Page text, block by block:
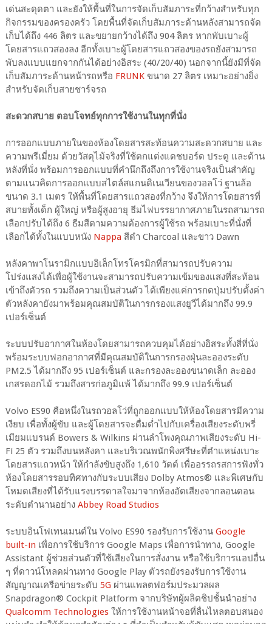
เด่นสะดุดตา และยังให้พื้นที่ในการจัดเก็บสัมภาระที่กว้างสำหรับทุก
กิจกรรมของครองครัว โดยพื้นที่จัดเก็บสัมภาระด้านหลังสามารถจัด
เก็บได้ถึง 446 ลิตร และขยายกว้างได้ถึง 904 ลิตร หากพับเบาะผู้
โดยสารแถวสองลง อีกทั้งเบาะผู้โดยสารแถวสองของรถยังสามารถ
พับลงแบบแยกจากกันได้อย่างอิสระ (40/20/40) นอกจากนี้ยังมีที่จัด
เก็บสัมภาระด้านหน้ารถหรือ FRUNKขนาด 27 ลิตร เหมาะอย่างยิ่ง
สำหรับจัดเก็บสายชาร์จรถ
สะดวกสบาย ตอบโจทย์ทุกการใช้งานในทุกที่นั่ง
การออกแบบภายในของห้องโดยสารสะท้อนความสะดวกสบาย และ
ความพรีเมี่ยม ด้วยวัสดุไม้จริงที่ใช้ตกแต่งแดชบอร์ด ประตู และด้าน
หลังที่นั่ง พร้อมการออกแบบที่คำนึกถึงถึงการใช้งานจริงเป็นสำคัญ
ตามแนวคิดการออกแบบสไตล์สแกนดิเนเวียนของวอลโว่ ฐานล้อ
ขนาด 3.1 เมตร ให้พื้นที่โดยสารแถวสองที่กว้าง จึงให้การโดยสารที่
สบายทั้งเด็ก ผู้ใหญ่ หรือผู้สูงอายุ ธีมไฟบรรยากาศภายในรถสามารถ
เลือกปรับได้ถึง 6 ธีมสีตามความต้องการผู้ใช้รถ พร้อมเบาะที่นั่งที่
เลือกได้ทั้งในแบบหนัง Nappa สีดำ Charcoal และขาว Dawn
หลังคาพาโนรามิกแบบอิเล็กโทรโครมิกที่สามารถปรับความ
โปร่งแสงได้เพื่อผู้ใช้งานจะสามารถปรับความเข้มของแสงที่สะท้อน
เข้าถึงตัวรถ รวมถึงความเป็นส่วนตัว ได้เพียงแค่การกดปุ่มปรับตั้งค่า
ตัวหลังคายังมาพร้อมคุณสมบัติในการกรองแสงยูวีได้มากถึง 99.9
เปอร์เซ็นต์
ระบบปรับอากาศในห้องโดยสามารถควบคุมได้อย่างอิสระทั้งสี่ที่นั่ง
พร้อมระบบฟอกอากาศที่มีคุณสมบัติในการกรองฝุ่นละอองระดับ
PM2.5 ได้มากถึง 95 เปอร์เซ็นต์ และกรองละอองขนาดเล็ก ละออง
เกสรดอกไม้ รวมถึงสารก่อภูมิแพ้ ได้มากถึง 99.9 เปอร์เซ็นต์
Volvo ES90 คือหนึ่งในรถวอลโว่ที่ถูกออกแบบให้ห้องโดยสารมีความ
เงียบ เพื่อทั้งผู้ขับ และผู้โดยสารจะดื่มด่ำไปกับเครื่องเสียงระดับพรี่
เมียมแบรนด์ Bowers & Wilkins ผ่านลำโพงคุณภาพเสียงระดับ Hi-
Fi 25 ตัว รวมถึงบนหลังคา และบริเวณพนักพิงศรีษะที่ตำแหน่งเบาะ
โดยสารแถวหน้า ให้กำลังขับสูงถึง 1,610 วัตต์ เพื่ออรรถรสการฟังทั่ว
ห้องโดยสารรอบทิศทางกับระบบเสียง Dolby Atmos® และพิเศษกับ
โหมดเสียงที่ได้รับแรงบรรดาลใจมาจากห้องอัดเสียงจากลอนดอน
ระดับตำนานอย่าง Abbey Road Studios
ระบบอินโฟเทนเมนต์ใน Volvo ES90 รองรับการใช้งาน Google
built-in เพื่อการใช้บริการ Google Maps เพื่อการนำทาง, Google
Assistant ผู้ช่วยส่วนตัวที่ใช้เสียงในการสั่งงาน หรือใช้บริการแอปอื่น
ๆ ที่ดาวน์โหลดผ่านทาง Google Play ตัวรถยังรองรับการใช้งาน
สัญญาณเครือข่ายระดับ 5G ผ่านแพลตฟอร์มประมวลผล
Snapdragon® Cockpit Platform จากบริษัทผู้ผลิตชิปชั้นนำอย่าง
Qualcomm Technologiesให้การใช้งานหน้าจอที่ลื่นไหลตอบสนอง